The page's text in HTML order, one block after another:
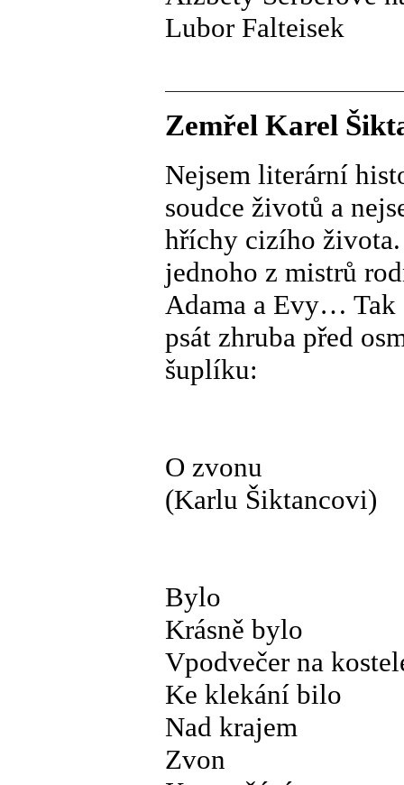
Lubor Falteisek
Zemřel Karel
Nejsem literární
soudce životů a
hříchy cizího života.
jednoho z mistrů
Adama a Evy… Tak
psát zhruba před
šuplíku:
O zvonu
(Karlu Šiktancovi)
Bylo
Krásně bylo
Vpodvečer na
Ke klekání bilo
Nad krajem
Zvon